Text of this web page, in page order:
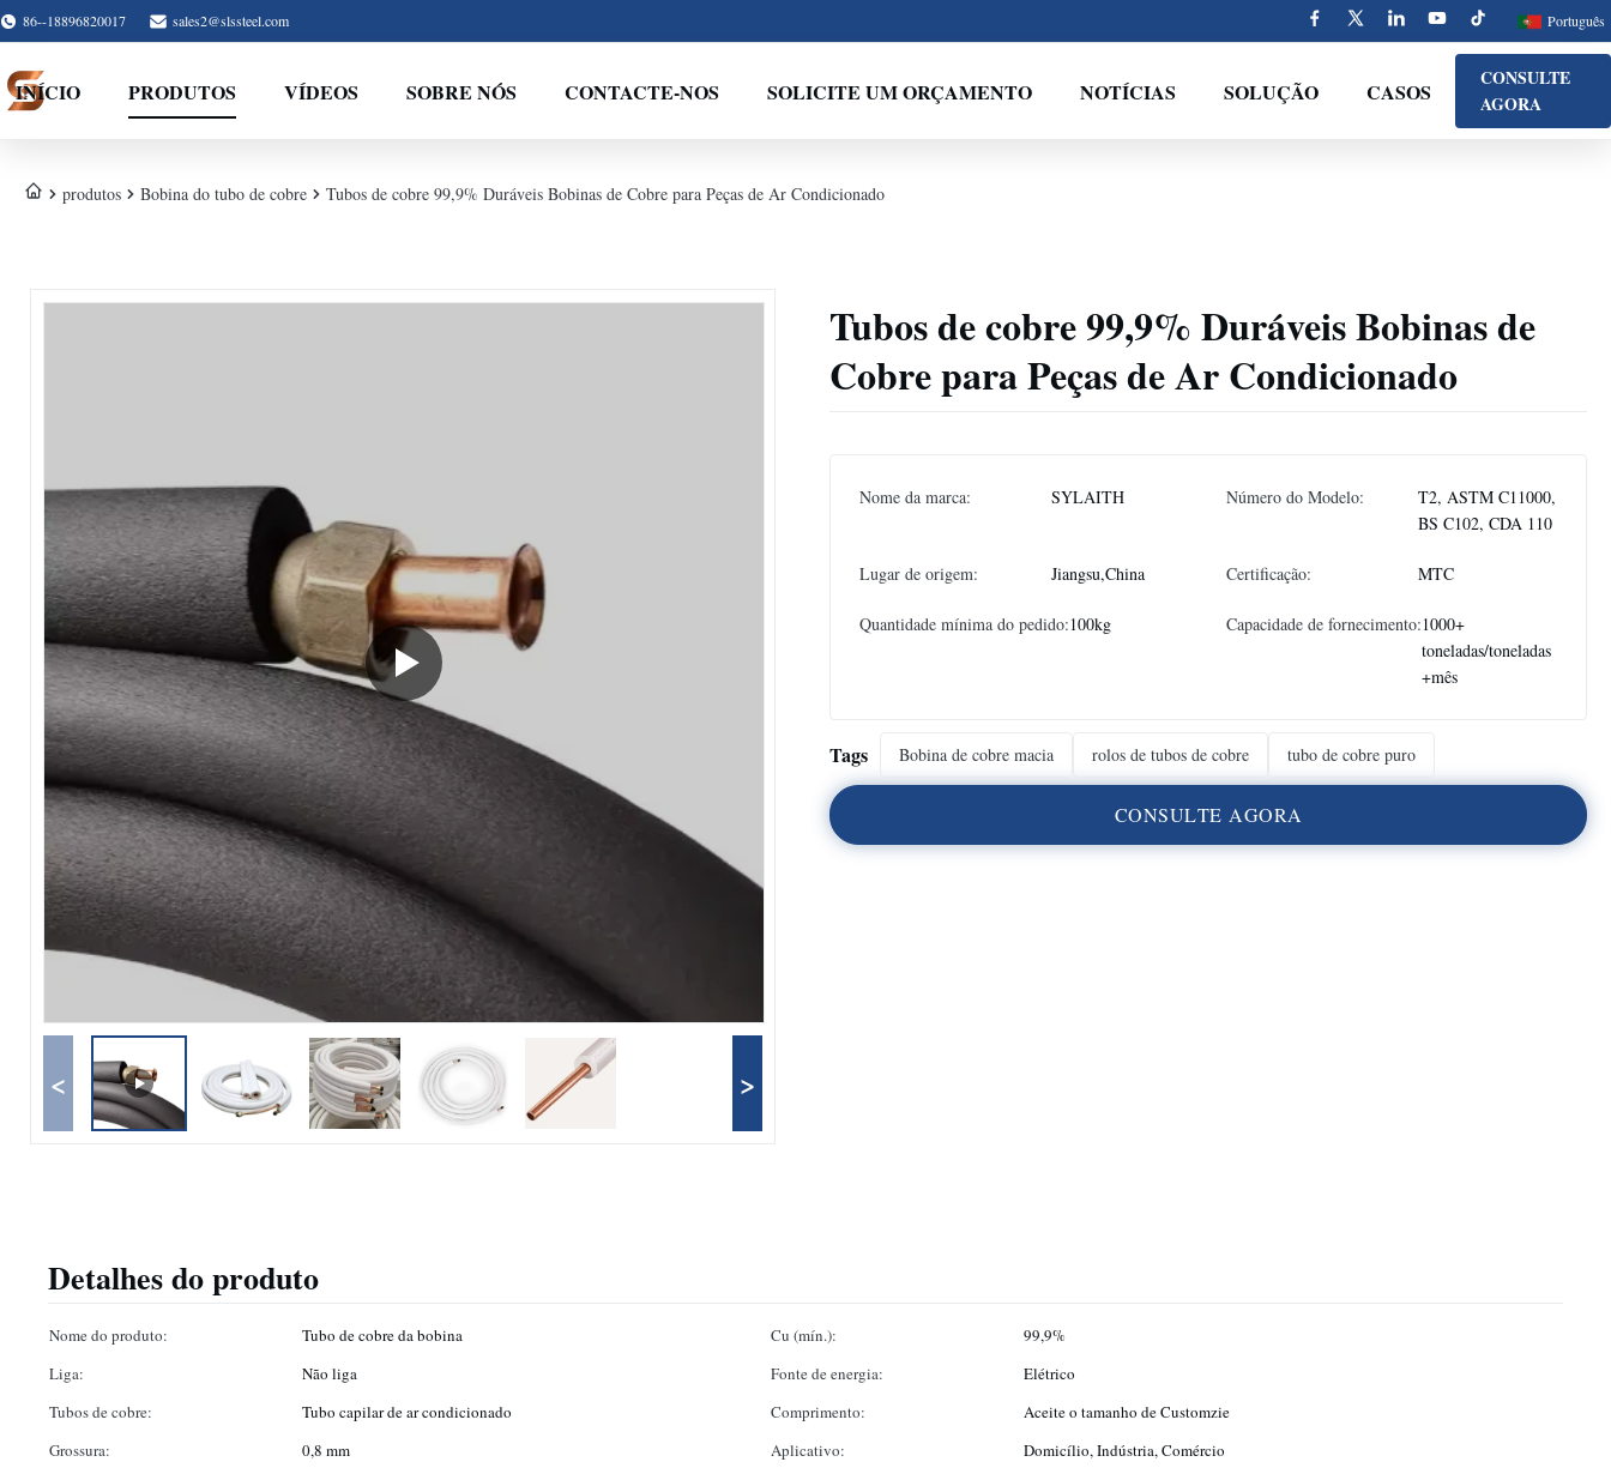
86--18896820017 sales2@slssteel.com Português
INÍCIO PRODUTOS VÍDEOS SOBRE NÓS CONTACTE-NOS SOLICITE UM ORÇAMENTO NOTÍCIAS SOLUÇÃO CASOS
CONSULTE
AGORA
produtos Bobina do tubo de cobre Tubos de cobre 99,9% Duráveis Bobinas de Cobre para Peças de Ar Condicionado
< >
Tubos de cobre 99,9% Duráveis Bobinas de
Cobre para Peças de Ar Condicionado
Nome da marca: SYLAITH Número do Modelo:
T2, ASTM C11000,
BS C102, CDA 110
Lugar de origem: Jiangsu,China Certificação: MTC
Quantidade mínima do pedido:100kg Capacidade de fornecimento:1000+
toneladas/toneladas
+mês
Tags Bobina de cobre macia rolos de tubos de cobre tubo de cobre puro
CONSULTE AGORA
Detalhes do produto
Nome do produto: Tubo de cobre da bobina Cu (mín.):
99,9%
Liga:
Não liga Fonte de energia:
Elétrico
Tubos de cobre:
Tubo capilar de ar condicionado Comprimento:
Aceite o tamanho de Customzie
Grossura:
0,8 mm Aplicativo:
Domicílio, Indústria, Comércio